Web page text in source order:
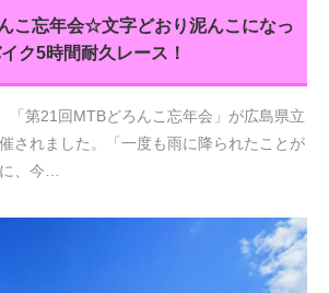
こ忘年会☆文字どおり泥んこになっ
ク5時間耐久レース！
「第21回MTBどろんこ忘年会」が広島県立
されました。「一度も雨に降られたことが
、今…